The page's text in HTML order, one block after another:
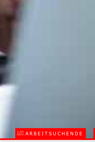
ARBEITSUCHENDE